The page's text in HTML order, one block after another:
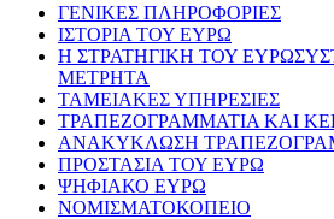
ΓΕΝΙΚΕΣ ΠΛΗΡΟΦΟΡΙΕΣ
ΙΣΤΟΡΙΑ ΤΟΥ ΕΥΡΩ
Η ΣΤΡΑΤΗΓΙΚΗ ΤΟΥ
ΜΕΤΡΗΤΑ
ΤΑΜΕΙΑΚΕΣ ΥΠΗΡΕΣΙΕΣ
ΤΡΑΠΕΖΟΓΡΑΜΜΑΤΙΑ ΚΑΙ
ΑΝΑΚΥΚΛΩΣΗ
ΠΡΟΣΤΑΣΙΑ ΤΟΥ ΕΥΡΩ
ΨΗΦΙΑΚΟ ΕΥΡΩ
ΝΟΜΙΣΜΑΤΟΚΟΠΕΙΟ